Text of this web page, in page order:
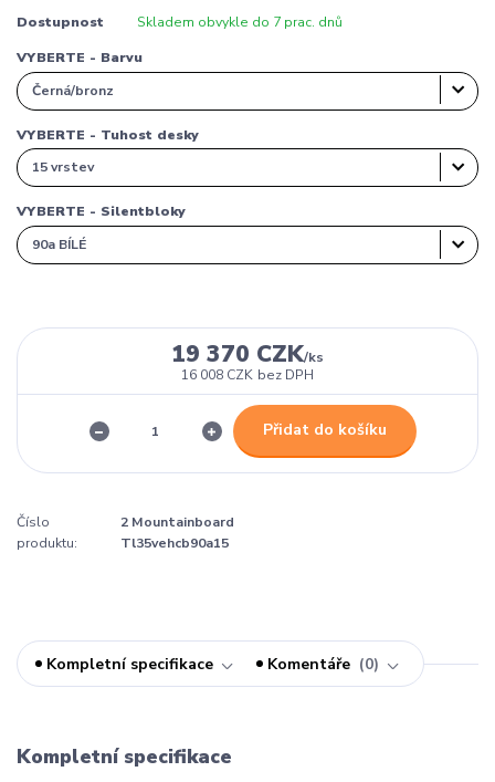
Dostupnost Skladem obvykle do 7 prac. dnů
VYBERTE - Barvu
VYBERTE - Tuhost desky
VYBERTE - Silentbloky
19 370 CZK/ks
16 008 CZK bez DPH
Přidat do košíku
Číslo
produktu:
2 Mountainboard
Tl35vehcb90a15
Kompletní specifikace Komentáře 0
Kompletní specifikace